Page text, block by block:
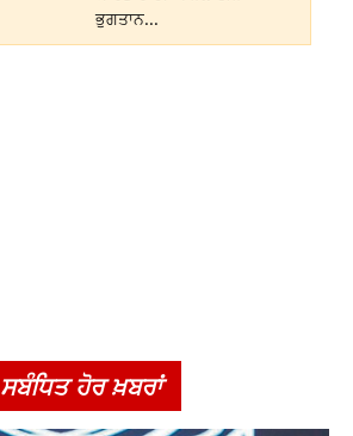
ਭੁਗਤਾਨ...
ਸਬੰਧਿਤ ਹੋਰ ਖ਼ਬਰਾਂ